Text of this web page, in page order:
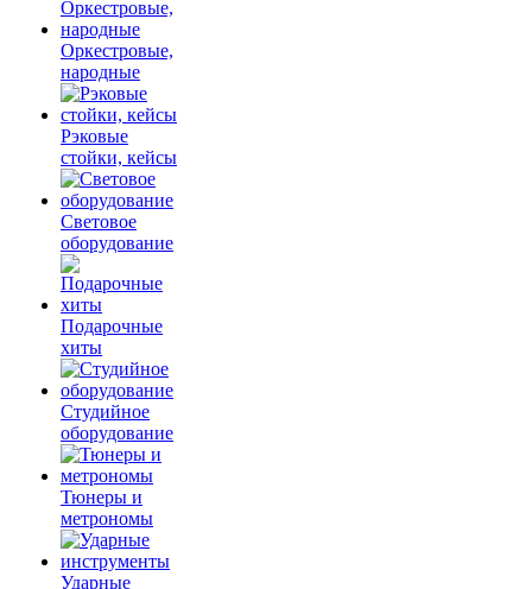
Оркестровые,
народные
Рэковые
стойки, кейсы
Световое
оборудование
Подарочные
хиты
Студийное
оборудование
Тюнеры и
метрономы
Ударные